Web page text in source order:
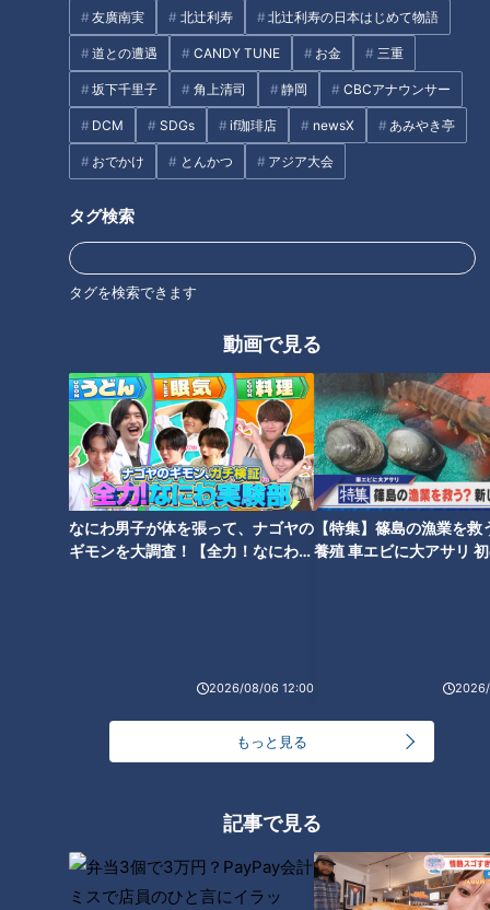
友廣南実 北辻利寿 北辻利寿の日本はじめて物語
道との遭遇 CANDY TUNE お金 三重
坂下千里子 角上清司 静岡 CBCアナウンサー
DCM SDGs if珈琲店 newsX あみやき亭
おでかけ とんかつ アジア大会
タグ検索
タグを検索できます
動画で見る
なにわ男子が体を張って、ナゴヤの
ギモンを大調査！【全力！なにわ実
2026/08/06 12:00
【特集】篠島の漁業を救
養殖 車エビに大アサリ
もっと見る
記事で見る
今回はカレー研究家・スパイシー丸山さんと一条もんこさんが
案内するカレーバスツアーを敢行。日本屈指のカレーデララバ
2人が、それぞれ選んだ名古屋の絶品カレーベスト3をバスで
巡ります。
年間600食を食べる「スパイシー丸山さんオススメ！名古屋の
丸山さんが“愛知No.1スープカレー”と絶賛するお店です。午前
11時30分のオープン前から行列ができる人気店で、土日には2
時間待ちも。
一番人気は「チキンスープカレー」。やわらかく煮込まれた
300gのチキンは、スープカレーとマッチ。1日30食限定なの
で、早い時には開店からわずか1時間で完売することも。
丸山さんのオススメは「ベジタブルスープカレー」。ピーマ
ン、ブロッコリー、オクラ、にんじんなど、彩り豊か。素揚げ
野菜の香ばしさが、あっさりしたスープカレーと相性抜群。
冷蔵庫で１日寝かせます。翌朝、また切り分けて使うのだと
か。野菜に合わせて料理方法を変えて、おいしさを最大限に引
スとなるのは、鶏ガラ・とんこつ・香味野菜を7時間煮込んだ
スープ。そこに昆布だし、魚介系のだしを加えます。和風テイ
ストのスープに、スパイスを加えることでカレースープが出来